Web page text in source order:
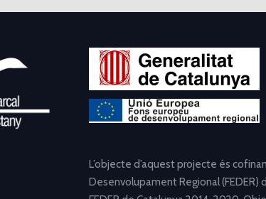
L’objecte d’aquest projecte és
Desenvolupament Regional (FEDER)